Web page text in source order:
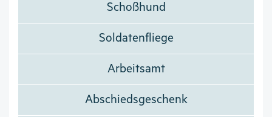
Schoßhund
Soldatenfliege
Arbeitsamt
Abschiedsgeschenk